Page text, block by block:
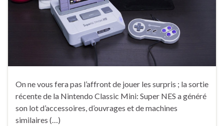
On ne vous fera pas l’affront de jouer les surpris ; la sortie
récente de la Nintendo Classic Mini: Super NES a généré
son lot d’accessoires, d’ouvrages et de machines
similaires (…)